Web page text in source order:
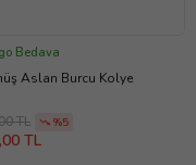
Bedava
Aslan Burcu Kolye
TL %5
TL